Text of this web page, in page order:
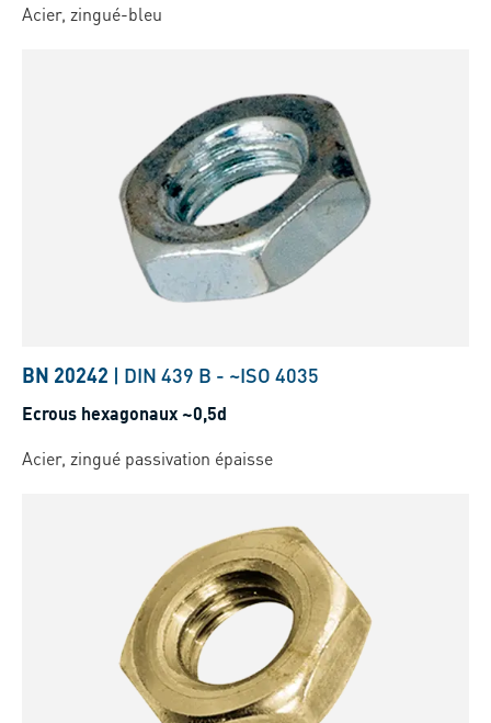
Acier, zingué-bleu
BN 20242 | DIN 439 B - ~ISO 4035
Ecrous hexagonaux ~0,5d
Acier, zingué passivation épaisse